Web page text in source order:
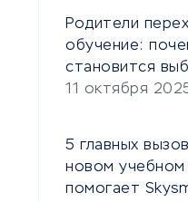
Родители
обучение:
становится
11 октября
5 главных
новом учебном
помогает